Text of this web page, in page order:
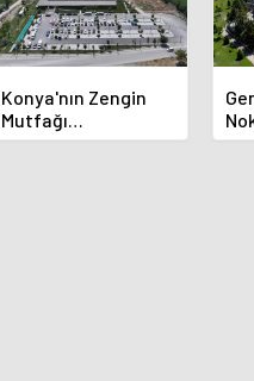
Konya'nın Zengin
Mutfağı
GastroFest'te